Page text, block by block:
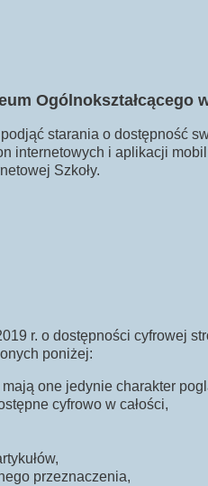
Ogólnokształcącego
starania o dostępność
internetowych i aplikacji
Szkoły.
r. o dostępności cyfrowej
poniżej:
one jedynie charakter
cyfrowo w całości,
przeznaczenia,